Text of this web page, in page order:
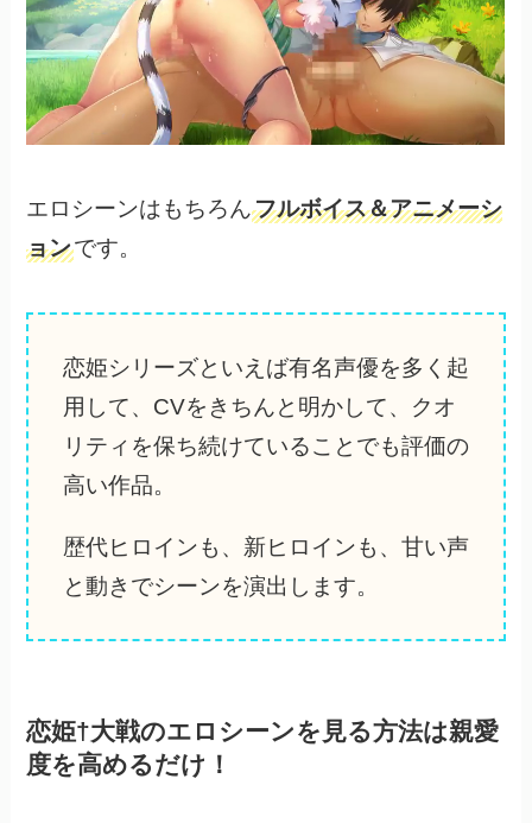
エロシーンはもちろんフルボイス＆アニメーシ
ョンです。
恋姫シリーズといえば有名声優を多く起
用して、CVをきちんと明かして、クオ
リティを保ち続けていることでも評価の
高い作品。
歴代ヒロインも、新ヒロインも、甘い声
と動きでシーンを演出します。
恋姫†大戦のエロシーンを見る方法は親愛
度を高めるだけ！